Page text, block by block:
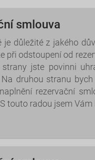
smlouva
je důležité z jakého
při odstoupení od
jste povinni
druhou stranu
rezervační
touto radou jsem Vám